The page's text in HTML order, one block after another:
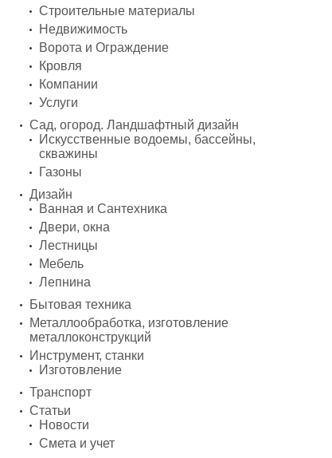
Строительные материалы
Недвижимость
Ворота и Ограждение
Кровля
Компании
Услуги
Сад, огород. Ландшафтный дизайн
Искусственные водоемы, бассейны,
скважины
Газоны
Дизайн
Ванная и Сантехника
Двери, окна
Лестницы
Мебель
Лепнина
Бытовая техника
Металлообработка, изготовление
металлоконструкций
Инструмент, станки
Изготовление
Транспорт
Статьи
Новости
Смета и учет